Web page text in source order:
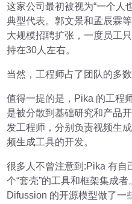
这家公司最初被视为“一个人
典型代表。郭文景和孟辰霖
大规模招聘扩张，一度员工
持在30人左右。
当然，工程师占了团队的多数
值得一提的是，Pika 的工程
是被分散到基础研究和产品
发工程师，分别负责视频生
频生成工具的开发。
很多人不曾注意到:Pika 有自
个“套壳”的工具和框架集成
Difussion 的开源模型做了一